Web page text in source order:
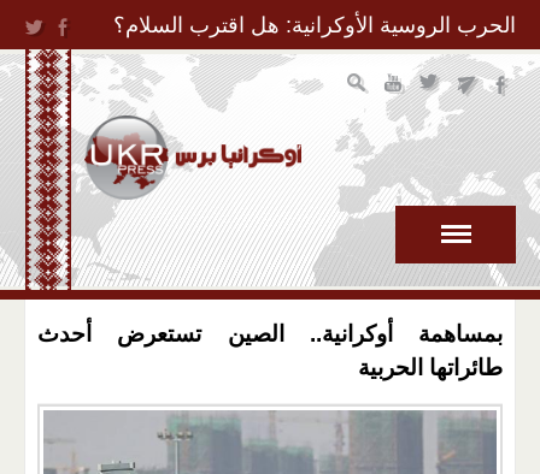
Jump to Navigation
الحرب الروسية الأوكرانية: هل اقترب السلام؟
بمساهمة أوكرانية.. الصين تستعرض أحدث
طائراتها الحربية